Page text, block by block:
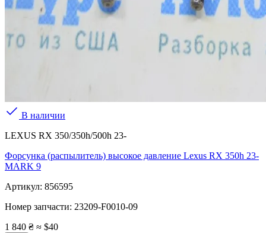
В наличии
LEXUS RX 350/350h/500h 23-
Форсунка (распылитель) высокое давление Lexus RX 350h 23-
MARK 9
Артикул: 856595
Номер запчасти: 23209-F0010-09
1 840 ₴ ≈ $40